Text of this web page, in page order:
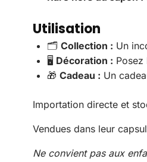
Utilisation
🗂️ Collection : Un
🖥️ Décoration :
🎁 Cadeau : Un
Importation directe et
Vendues dans leur
Ne convient pas aux